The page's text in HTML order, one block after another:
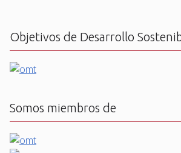
Objetivos de Desarrollo
Somos miembros de